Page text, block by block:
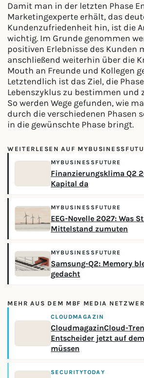
Damit man in der letzten Phase
Marketingexperte erhält, das
Kundenzufriedenheit hin, ist die
wichtig. Im Grunde genommen
positiven Erlebnisse des Kunden
anschließend weiterhin über die
Mouth an Freunde und Kollegen
Letztendlich ist das Ziel, die
Lebenszyklus zu bestimmen und
So werden Wege gefunden, wie
durch die verschiedenen Phasen
in die gewünschte Phase bringt.
WEITERLESEN AUF
MYBUSINESSFUTURE
Finanzierungsklima Q2
Kapital da
MYBUSINESSFUTURE
EEG-Novelle 2027: Was
Mittelstand zumuten
MYBUSINESSFUTURE
Samsung-Q2: Memory
gedacht
MEHR AUS DEM MBF MEDIA
CLOUDMAGAZIN
CloudmagazinCloud-
Entscheider jetzt auf
müssen
SECURITYTODAY